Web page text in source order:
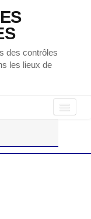
des contrôles
les lieux de